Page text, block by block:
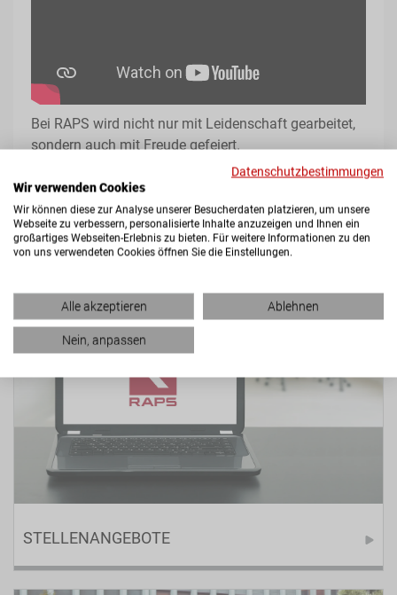
Bei RAPS wird nicht nur mit Leidenschaft gearbeitet,
sondern auch mit Freude gefeiert.
Unser Video bietet Ihnen einen Einblick in die
unvergesslichen Momente unserer 100-Jahr-Feier und
zeigt, wie wir dieses besondere Firmenjubiläum
gefeiert haben.
STELLENANGEBOTE
Datenschutzbestimmungen
Wir verwenden Cookies
Wir können diese zur Analyse unserer Besucherdaten platzieren, um unsere
Webseite zu verbessern, personalisierte Inhalte anzuzeigen und Ihnen ein
großartiges Webseiten-Erlebnis zu bieten. Für weitere Informationen zu den
von uns verwendeten Cookies öffnen Sie die Einstellungen.
Alle akzeptieren Ablehnen
Nein, anpassen